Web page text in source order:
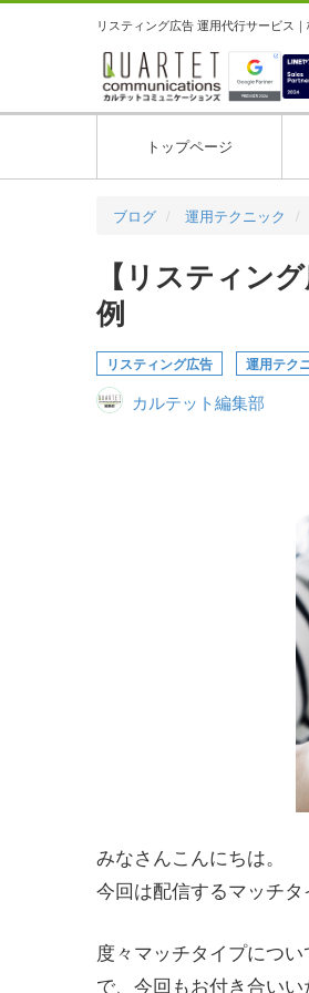
リスティング広告 運用代行サービス
トップページ
ブログ 運用テクニック
【リスティン
例
リスティング広告 運用テク
カルテット編集部
みなさんこんにちは。
今回は配信するマッチ
度々マッチタイプにつ
で、今回もお付き合いい